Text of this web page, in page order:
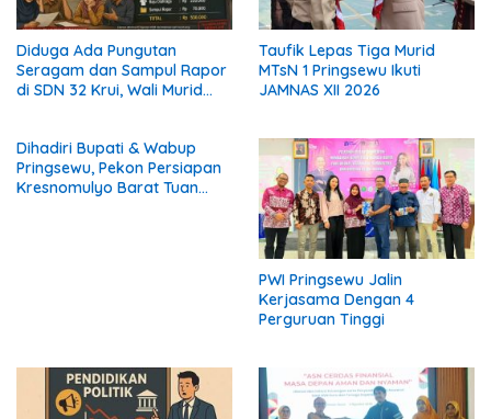
Diduga Ada Pungutan
Seragam dan Sampul Rapor
di SDN 32 Krui, Wali Murid
Taufik Lepas Tiga Murid
MTsN 1 Pringsewu Ikuti
JAMNAS XII 2026
Dihadiri Bupati & Wabup
Pringsewu, Pekon Persiapan
Kresnomulyo Barat Tuan
PWI Pringsewu Jalin
Kerjasama Dengan 4
Perguruan Tinggi